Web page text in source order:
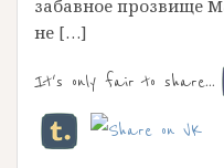
забавное прозвище
не […]
It's only fair to share...